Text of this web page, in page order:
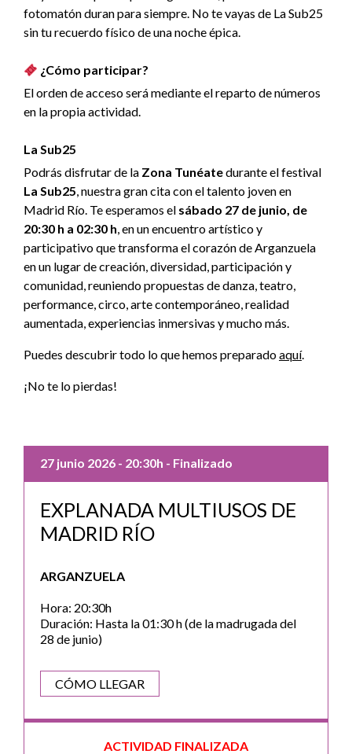
fotomatón duran para siempre. No te vayas de La Sub25
sin tu recuerdo físico de una noche épica.
¿Cómo participar?
El orden de acceso será mediante el reparto de números
en la propia actividad.
La Sub25
Podrás disfrutar de la Zona Tunéatedurante el festival
La Sub25, nuestra gran cita con el talento joven en
Madrid Río. Te esperamos el sábado 27 de junio, de
20:30 h a 02:30 h, en un encuentro artístico y
participativo que transforma el corazón de Arganzuela
en un lugar de creación, diversidad, participación y
comunidad, reuniendo propuestas de danza, teatro,
performance, circo, arte contemporáneo, realidad
aumentada, experiencias inmersivas y mucho más.
Puedes descubrir todo lo que hemos preparadoaquí.
¡No te lo pierdas!
27 junio 2026 - 20:30h - Finalizado
EXPLANADA MULTIUSOS DE
MADRID RÍO
ARGANZUELA
Hora: 20:30h
Duración: Hasta la 01:30 h (de la madrugada del
28 de junio)
CÓMO LLEGAR
ACTIVIDAD FINALIZADA